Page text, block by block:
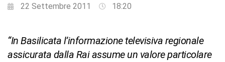
22 Settembre 2011 18:20
“In Basilicata l’informazione televisiva regionale
assicurata dalla Rai assume un valore particolare